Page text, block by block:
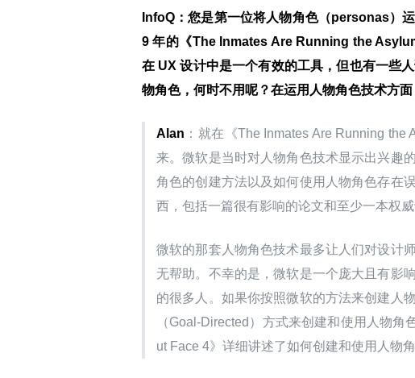
InfoQ ：您是第一位将人物角色（personas）
9 年的《The Inmates Are Running the
在 UX 设计中是一个有效的工具，但也有一些
物角色，何时不用呢？在运用人物角色技术方
Alan ：就在《The Inmates Are Running
来。微软是当时对人物角色技术显示出兴趣
角色的创建方法以及如何使用人物角色存在
西，包括一篇很有影响的论文和至少一本权
微软的那套人物角色技术最多让人们对设计
无帮助。不幸的是，微软是一个庞大且有影
的很多人。如果你按照微软的方法来创建人
（Goal-Directed）方式来创建和使用人物
ut Face 4》详细讲述了如何创建和使用人物角